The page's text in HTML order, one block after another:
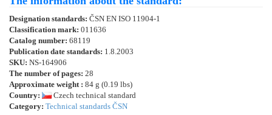
Designation standards: ČSN EN ISO 11904-1
Classification mark: 011636
Catalog number: 68119
Publication date standards: 1.8.2003
SKU: NS-164906
The number of pages: 28
Approximate weight : 84 g (0.19 lbs)
Country:
Czech technical standard
Category: Technical standards ČSN